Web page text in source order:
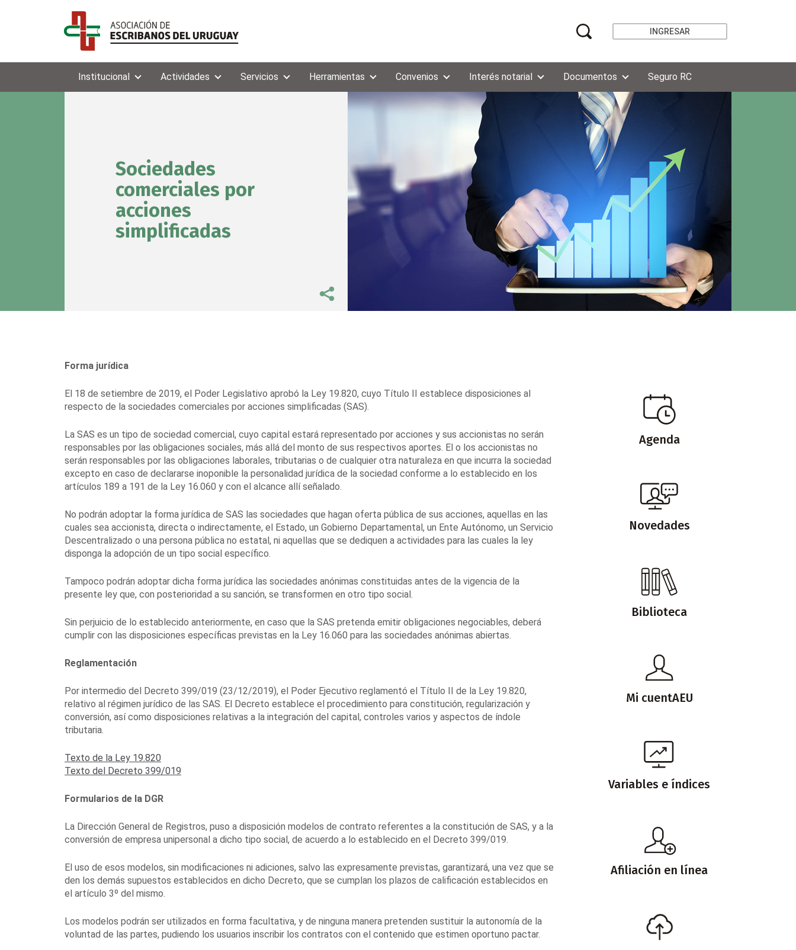
INGRESAR
Institucional Actividades Servicios Herramientas Convenios Interés notarial Documentos Seguro RC
Sociedades
comerciales por
acciones
simplificadas
Forma jurídica
El 18 de setiembre de 2019, el Poder Legislativo aprobó la Ley 19.820, cuyo Título II establece disposiciones al
respecto de la sociedades comerciales por acciones simplificadas (SAS).
La SAS es un tipo de sociedad comercial, cuyo capital estará representado por acciones y sus accionistas no serán
responsables por las obligaciones sociales, más allá del monto de sus respectivos aportes. El o los accionistas no
serán responsables por las obligaciones laborales, tributarias o de cualquier otra naturaleza en que incurra la sociedad
excepto en caso de declararse inoponible la personalidad jurídica de la sociedad conforme a lo establecido en los
artículos 189 a 191 de la Ley 16.060 y con el alcance allí señalado.
No podrán adoptar la forma jurídica de SAS las sociedades que hagan oferta pública de sus acciones, aquellas en las
cuales sea accionista, directa o indirectamente, el Estado, un Gobierno Departamental, un Ente Autónomo, un Servicio
Descentralizado o una persona pública no estatal, ni aquellas que se dediquen a actividades para las cuales la ley
disponga la adopción de un tipo social específico.
Tampoco podrán adoptar dicha forma jurídica las sociedades anónimas constituidas antes de la vigencia de la
presente ley que, con posterioridad a su sanción, se transformen en otro tipo social.
Sin perjuicio de lo establecido anteriormente, en caso que la SAS pretenda emitir obligaciones negociables, deberá
cumplir con las disposiciones específicas previstas en la Ley 16.060 para las sociedades anónimas abiertas.
Reglamentación
Por intermedio del Decreto 399/019 (23/12/2019), el Poder Ejecutivo reglamentó el Título II de la Ley 19.820,
relativo al régimen jurídico de las SAS. El Decreto establece el procedimiento para constitución, regularización y
conversión, así como disposiciones relativas a la integración del capital, controles varios y aspectos de índole
tributaria.
Texto de la Ley 19.820
Texto del Decreto 399/019
Formularios de la DGR
La Dirección General de Registros, puso a disposición modelos de contrato referentes a la constitución de SAS, y a la
conversión de empresa unipersonal a dicho tipo social, de acuerdo a lo establecido en el Decreto 399/019.
El uso de esos modelos, sin modificaciones ni adiciones, salvo las expresamente previstas, garantizará, una vez que se
den los demás supuestos establecidos en dicho Decreto, que se cumplan los plazos de calificación establecidos en
el artículo 3º del mismo.
Los modelos podrán ser utilizados en forma facultativa, y de ninguna manera pretenden sustituir la autonomía de la
voluntad de las partes, pudiendo los usuarios inscribir los contratos con el contenido que estimen oportuno pactar.
Agenda
Novedades
Biblioteca
Mi cuentAEU
Variables e índices
Afiliación en línea